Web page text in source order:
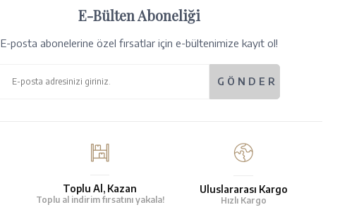
E-Bülten Aboneliği
E-posta abonelerine özel fırsatlar için e-bültenimize kayıt ol!
Toplu Al, Kazan
Toplu al indirim fırsatını yakala!
Uluslararası Kargo
Hızlı Kargo